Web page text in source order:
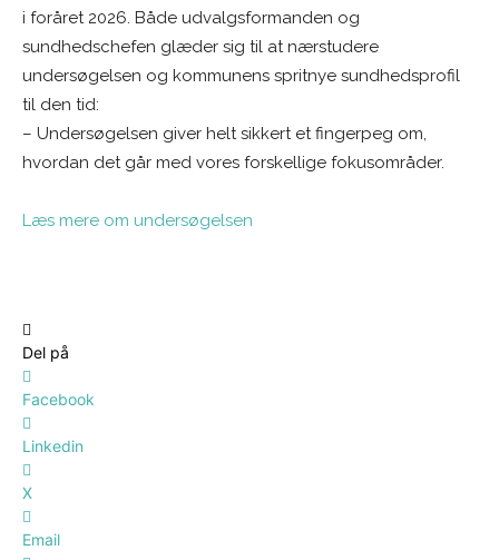
i foråret 2026. Både udvalgsformanden og
sundhedschefen glæder sig til at nærstudere
undersøgelsen og kommunens spritnye sundhedsprofil
til den tid:
– Undersøgelsen giver helt sikkert et fingerpeg om,
hvordan det går med vores forskellige fokusområder.
Læs mere om undersøgelsen
Del på
Facebook
Linkedin
X
Email